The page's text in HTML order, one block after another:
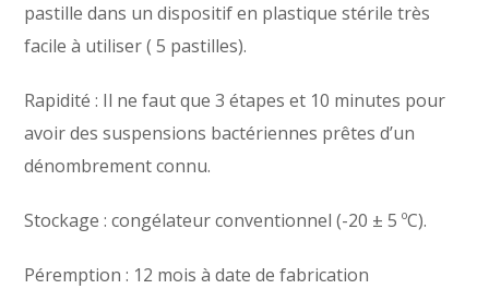
pastille dans un dispositif en plastique stérile très
facile à utiliser ( 5 pastilles).
Rapidité : Il ne faut que 3 étapes et 10 minutes pour
avoir des suspensions bactériennes prêtes d’un
dénombrement connu.
Stockage : congélateur conventionnel (-20 ± 5 ºC).
Péremption : 12 mois à date de fabrication